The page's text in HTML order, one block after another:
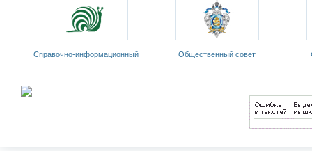
Общественный совет
Министерства образования и
Федеральный портал
«Российское образование»